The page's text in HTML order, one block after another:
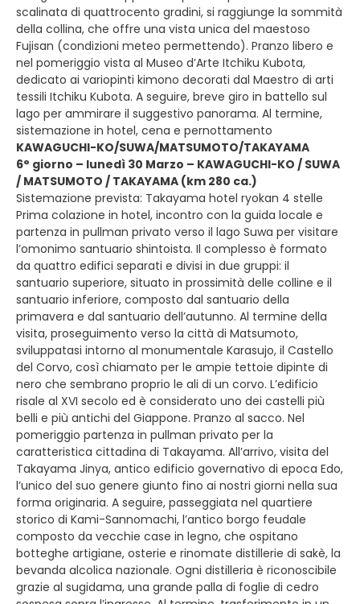
scalinata di quattrocento gradini, si raggiunge la sommità
della collina, che offre una vista unica del maestoso
Fujisan (condizioni meteo permettendo). Pranzo libero e
nel pomeriggio vista al Museo d’Arte Itchiku Kubota,
dedicato ai variopinti kimono decorati dal Maestro di arti
tessili Itchiku Kubota. A seguire, breve giro in battello sul
lago per ammirare il suggestivo panorama. Al termine,
sistemazione in hotel, cena e pernottamento
KAWAGUCHI-KO/SUWA/MATSUMOTO/TAKAYAMA
6° giorno – lunedì 30 Marzo – KAWAGUCHI-KO / SUWA
/ MATSUMOTO / TAKAYAMA (km 280 ca.)
Sistemazione prevista: Takayama hotel ryokan 4 stelle
Prima colazione in hotel, incontro con la guida locale e
partenza in pullman privato verso il lago Suwa per visitare
l’omonimo santuario shintoista. Il complesso è formato
da quattro edifici separati e divisi in due gruppi: il
santuario superiore, situato in prossimità delle colline e il
santuario inferiore, composto dal santuario della
primavera e dal santuario dell’autunno. Al termine della
visita, proseguimento verso la città di Matsumoto,
sviluppatasi intorno al monumentale Karasujo, il Castello
del Corvo, così chiamato per le ampie tettoie dipinte di
nero che sembrano proprio le ali di un corvo. L’edificio
risale al XVI secolo ed è considerato uno dei castelli più
belli e più antichi del Giappone. Pranzo al sacco. Nel
pomeriggio partenza in pullman privato per la
caratteristica cittadina di Takayama. All’arrivo, visita del
Takayama Jinya, antico edificio governativo di epoca Edo,
l’unico del suo genere giunto fino ai nostri giorni nella sua
forma originaria. A seguire, passeggiata nel quartiere
storico di Kami-Sannomachi, l’antico borgo feudale
composto da vecchie case in legno, che ospitano
botteghe artigiane, osterie e rinomate distillerie di sakè, la
bevanda alcolica nazionale. Ogni distilleria è riconoscibile
grazie al sugidama, una grande palla di foglie di cedro